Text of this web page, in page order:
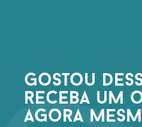
gostou
receba um
agora